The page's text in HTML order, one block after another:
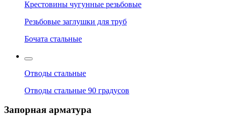
Крестовины чугунные резьбовые
Резьбовые заглушки для труб
Бочата стальные
Отводы стальные
Отводы стальные 90 градусов
Запорная арматура